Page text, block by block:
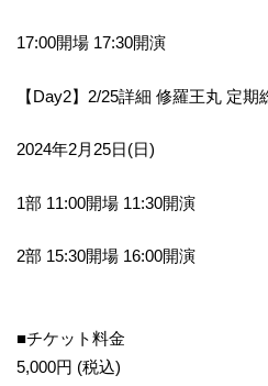
17:00開場 17:30開演
【Day2】2/25詳細 修羅王丸 定
2024年2月25日(日)
1部 11:00開場 11:30開演
2部 15:30開場 16:00開演
■チケット料金
5,000円 (税込)